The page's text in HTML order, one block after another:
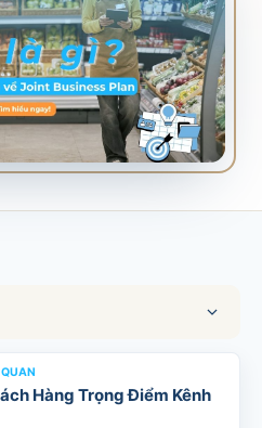
Management
điểm kênh hiện đại
Channel
Hàng Trọng Điểm Kênh